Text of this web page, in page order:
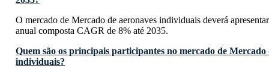
O mercado de Mercado de aeronaves individuais deverá
anual composta CAGR de 8% até 2035.
Quem são os principais participantes no mercado de Mercado
individuais?